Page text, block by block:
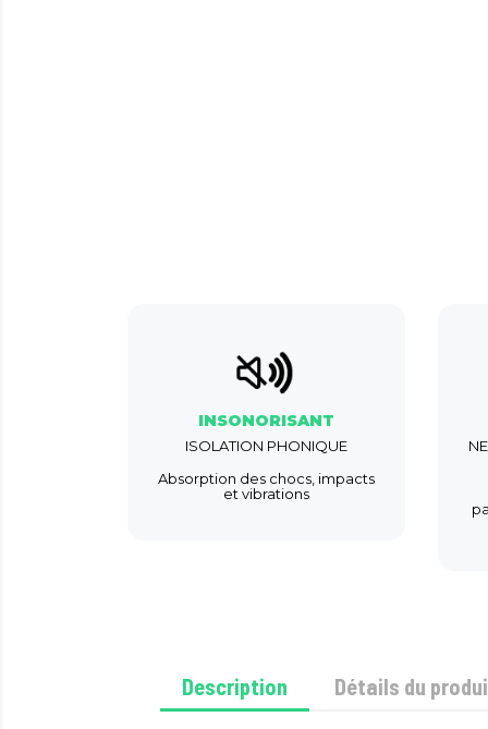
INSONORISANT
ISOLATION PHONIQUE
Absorption des chocs, impacts
et vibrations
Description Détails du